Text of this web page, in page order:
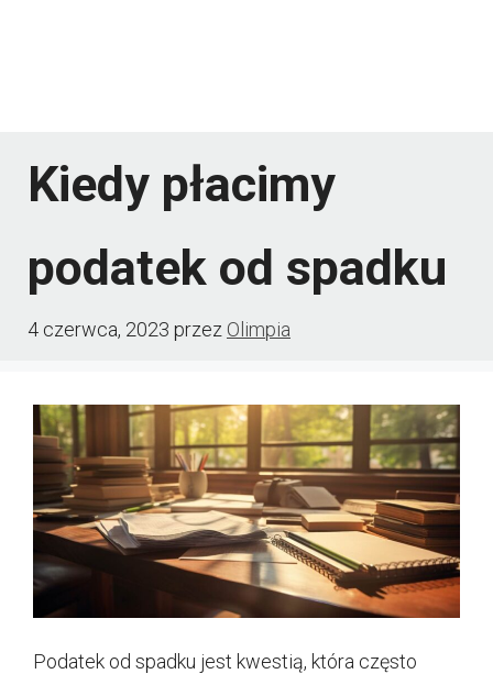
Kiedy płacimy
podatek od spadku
4 czerwca, 2023 przez Olimpia
Podatek od spadku jest kwestią, która często